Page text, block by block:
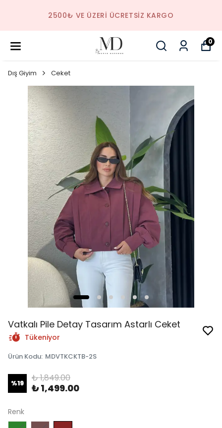
2500₺ VE ÜZERI ÜCRETSIZ KARGO
0
Dış Giyim Ceket
Vatkalı Pile Detay Tasarım Astarlı Ceket
Tükeniyor
Ürün Kodu: MDVTKCKTB-2S
%19 ₺ 1,849.00
₺ 1,499.00
Renk